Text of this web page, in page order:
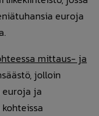
euroja
mittaus- ja
jolloin
euroja ja